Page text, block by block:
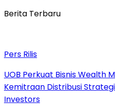
Berita Terbaru
Pers Rilis
UOB Perkuat Bisnis Wealth
Kemitraan Distribusi
Investors